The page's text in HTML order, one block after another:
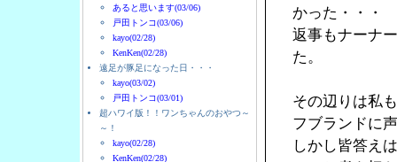
あると思います(03/06)
戸田トンコ(03/06)
kayo(02/28)
KenKen(02/28)
遠足が豚足になった日・・・
kayo(03/02)
戸田トンコ(03/01)
超ハワイ版！！ワンちゃんのおやつ～
～！
kayo(02/28)
KenKen(02/28)
かった・・・
返事もナーナ
た。
その辺りは私
フブランドに
しかし皆答え